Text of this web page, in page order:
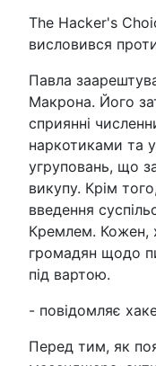
The Hacker's
висловився
Павла
Макрона. Його
сприянні
наркотиками та
угруповань, що
викупу. Крім
введення
Кремлем. Кожен,
громадян щодо
під вартою.
- повідомляє
Перед тим, як